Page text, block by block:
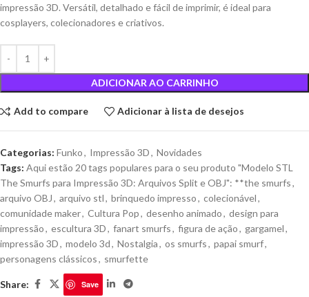
impressão 3D. Versátil, detalhado e fácil de imprimir, é ideal para
cosplayers, colecionadores e criativos.
ADICIONAR AO CARRINHO
Add to compare Adicionar à lista de desejos
Categorias: Funko, Impressão 3D, Novidades
Tags: Aqui estão 20 tags populares para o seu produto "Modelo STL
The Smurfs para Impressão 3D: Arquivos Split e OBJ": **the smurfs,
arquivo OBJ, arquivo stl, brinquedo impresso, colecionável,
comunidade maker, Cultura Pop, desenho animado, design para
impressão, escultura 3D, fanart smurfs, figura de ação, gargamel,
impressão 3D, modelo 3d, Nostalgia, os smurfs, papai smurf,
personagens clássicos, smurfette
Share: Save